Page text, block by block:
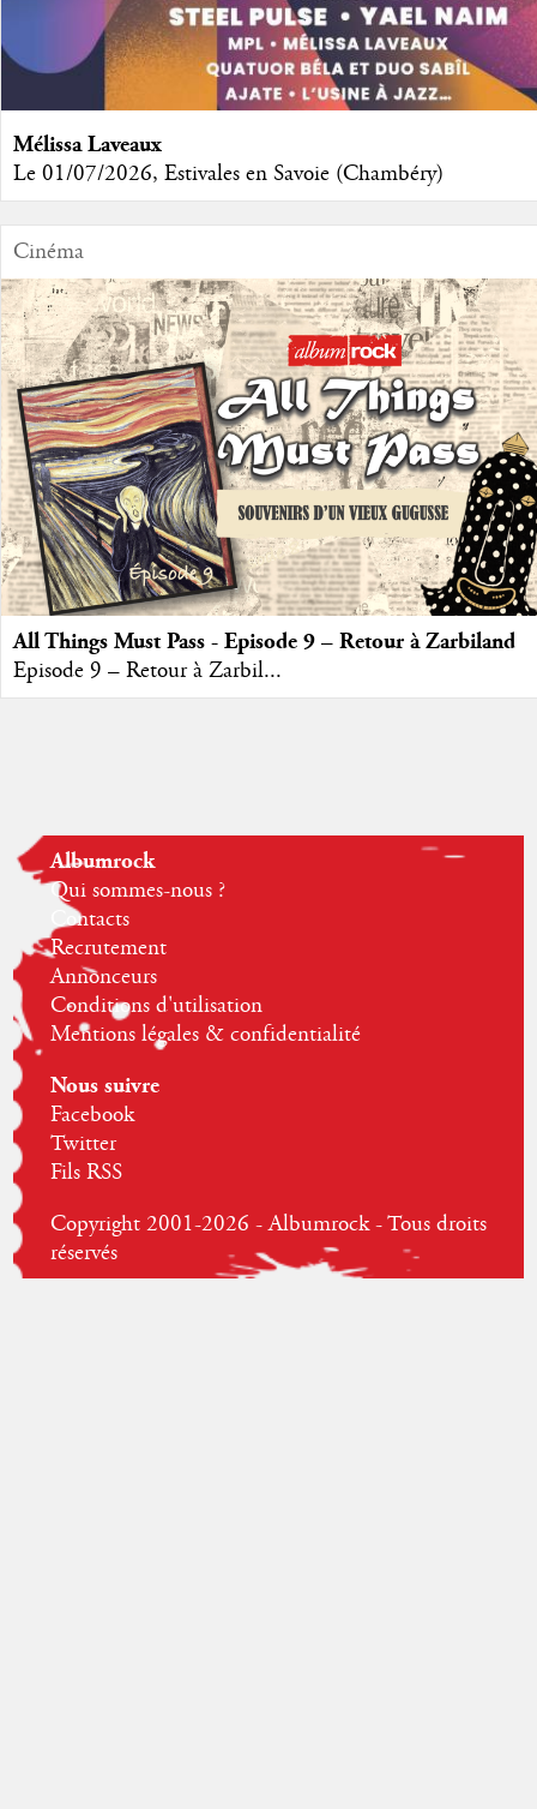
Mélissa Laveaux
Le 01/07/2026, Estivales en Savoie (Chambéry)
Cinéma
All Things Must Pass - Episode 9 – Retour à Zarbiland
Episode 9 – Retour à Zarbil...
Albumrock
Qui sommes-nous ?
Contacts
Recrutement
Annonceurs
Conditions d'utilisation
Mentions légales & confidentialité
Nous suivre
Facebook
Twitter
Fils RSS
Copyright 2001-2026 - Albumrock - Tous droits
réservés